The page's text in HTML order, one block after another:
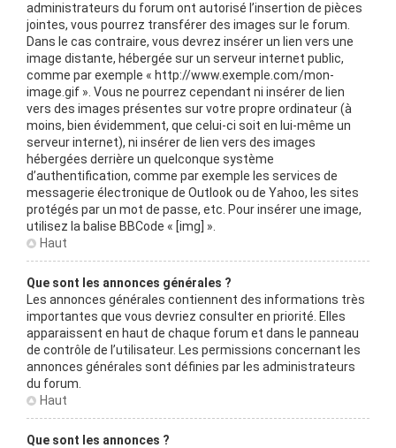
administrateurs du forum ont autorisé l’insertion de pièces
jointes, vous pourrez transférer des images sur le forum.
Dans le cas contraire, vous devrez insérer un lien vers une
image distante, hébergée sur un serveur internet public,
comme par exemple « http://www.exemple.com/mon-
image.gif ». Vous ne pourrez cependant ni insérer de lien
vers des images présentes sur votre propre ordinateur (à
moins, bien évidemment, que celui-ci soit en lui-même un
serveur internet), ni insérer de lien vers des images
hébergées derrière un quelconque système
d’authentification, comme par exemple les services de
messagerie électronique de Outlook ou de Yahoo, les sites
protégés par un mot de passe, etc. Pour insérer une image,
utilisez la balise BBCode « [img] ».
Haut
Que sont les annonces générales ?
Les annonces générales contiennent des informations très
importantes que vous devriez consulter en priorité. Elles
apparaissent en haut de chaque forum et dans le panneau
de contrôle de l’utilisateur. Les permissions concernant les
annonces générales sont définies par les administrateurs
du forum.
Haut
Que sont les annonces ?